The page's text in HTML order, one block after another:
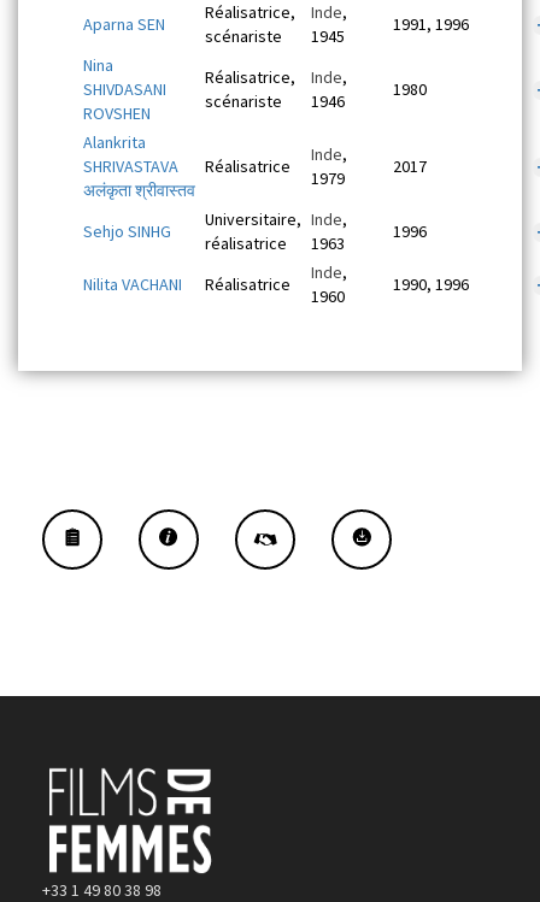
Aparna SEN
Réalisatrice,
scénariste
Inde,
1945
1991, 1996
Nina
SHIVDASANI
ROVSHEN
Réalisatrice,
scénariste
Inde,
1946
1980
Alankrita
SHRIVASTAVA
अलंकृता श्रीवास्तव
Réalisatrice
Inde,
1979
2017
Sehjo SINHG
Universitaire,
réalisatrice
Inde,
1963
1996
Nilita VACHANI Réalisatrice
Inde,
1960
1990, 1996
+33 1 49 80 38 98